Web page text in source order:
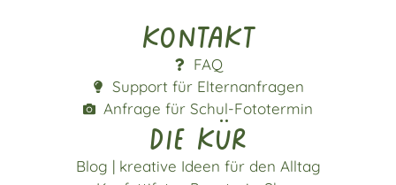
Kontakt
FAQ
Support für Elternanfragen
Anfrage für Schul-Fototermin
die kür
Blog | kreative Ideen für den Alltag